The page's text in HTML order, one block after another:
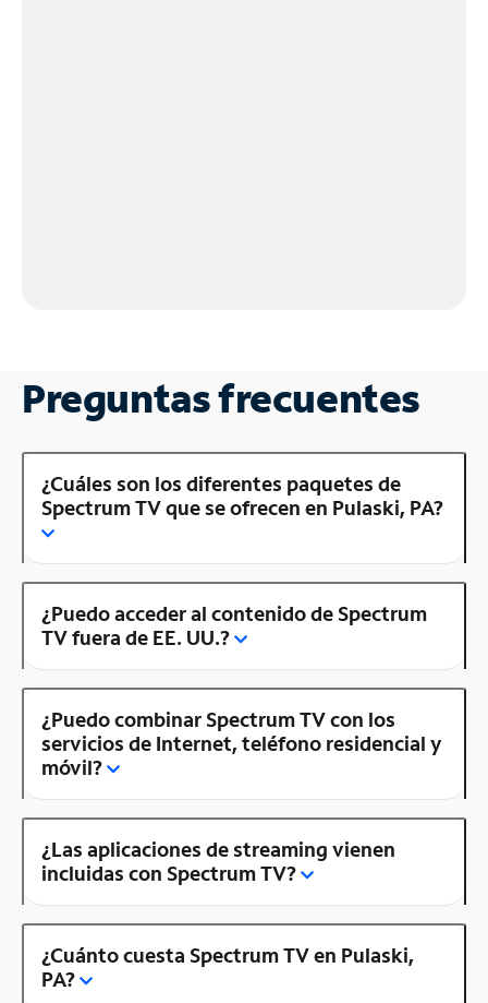
Preguntas frecuentes
¿Cuáles son los diferentes paquetes de
Spectrum TV que se ofrecen en Pulaski, PA?
¿Puedo acceder al contenido de Spectrum
TV fuera de EE. UU.?
¿Puedo combinar Spectrum TV con los
servicios de Internet, teléfono residencial y
móvil?
¿Las aplicaciones de streaming vienen
incluidas con Spectrum TV?
¿Cuánto cuesta Spectrum TV en Pulaski,
PA?